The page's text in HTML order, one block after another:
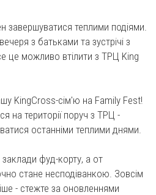
завершуватися теплими подіями.
з батьками та зустрічі з
це можливо втілити з ТРЦ King
KingCross-сім'ю на Family Fest!
на території поруч з ТРЦ -
останніми теплими днями.
фуд-корту, а от
стане несподіванкою. Зовсім
- стежте за оновленнями